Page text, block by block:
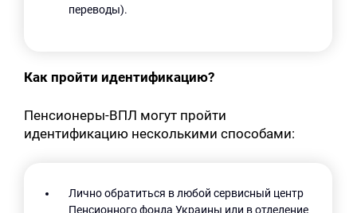
переводы).
Как пройти идентификацию?
Пенсионеры-ВПЛ могут пройти
идентификацию несколькими способами:
Лично обратиться в любой сервисный центр
Пенсионного фонда Украины или в отделение